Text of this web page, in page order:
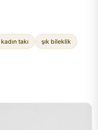
kadın takı şık bileklik